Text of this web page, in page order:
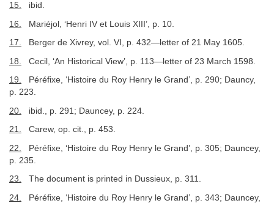
15. ibid.
16. Mariéjol, ‘Henri IV et Louis XIII’, p. 10.
17. Berger de Xivrey, vol. VI, p. 432—letter of 21 May 1605.
18. Cecil, ‘An Historical View’, p. 113—letter of 23 March 1598.
19. Péréfixe, ‘Histoire du Roy Henry le Grand’, p. 290; Dauncy,
p. 223.
20. ibid., p. 291; Dauncey, p. 224.
21. Carew, op. cit., p. 453.
22.
Péréfixe, ‘Histoire du Roy Henry le Grand’, p. 305; Dauncey,
p. 235.
23. The document is printed in Dussieux, p. 311.
24.
Péréfixe, ‘Histoire du Roy Henry le Grand’, p. 343; Dauncey,